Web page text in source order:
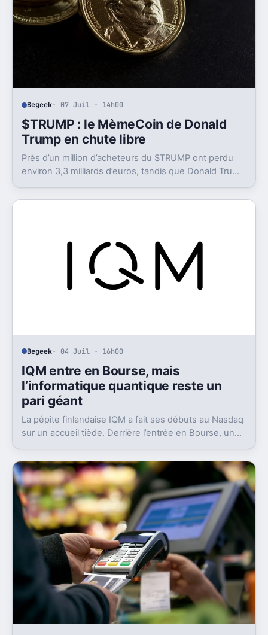
Begeek· 07 Juil · 14h00
$TRUMP : le MèmeCoin de Donald
Trump en chute libre
Près d’un million d’acheteurs du $TRUMP ont perdu
environ 3,3 milliards d’euros, tandis que Donald Trump
Begeek· 04 Juil · 16h00
IQM entre en Bourse, mais
l’informatique quantique reste un
pari géant
La pépite finlandaise IQM a fait ses débuts au Nasdaq
sur un accueil tiède. Derrière l’entrée en Bourse, un